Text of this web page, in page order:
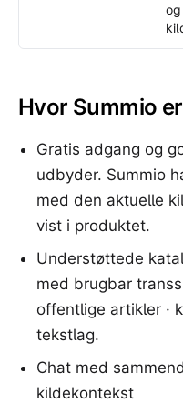
Hvor Summio
Gratis adgang og
udbyder. Summio
med den aktuelle
vist i produktet.
Understøttede
med brugbar
offentlige artikler ·
tekstlag.
Chat med
kildekontekst